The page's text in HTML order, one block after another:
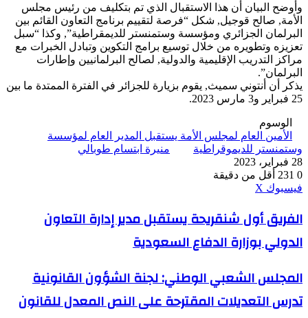
وأوضح البيان أن هذا الاستقبال الذي تم بتكليف من رئيس مجلس
الأمة, صالح قوجيل, شكل “فرصة لتقييم برنامج التعاون القائم بين
البرلمان الجزائري ومؤسسة وستمنستر للديمقراطية”, وكذا “سبل
تعزيزه وتطويره من خلال توسيع برامج التكوين وتبادل الخبرات مع
مراكز التدريب الإقليمية والدولية, لصالح البرلمانيين وإطارات
البرلمان”.
يذكر أن أنتوني سميث, يقوم بزيارة للجزائر في الفترة الممتدة ما بين
25 فبراير و3 مارس 2023.
الوسوم
الأمين العام لمجلس الأمة يستقبل المدير العام لمؤسسة
وستمنستر للديموقراطية
منيرة ابتسام طوبالي
28 فبراير، 2023
0
أقل من دقيقة
فيسبوك ‫X
الفريق
أول
شنقريحة
يستقبل
إدارة
الدولي
الفريق أول شنقريحة يستقبل مدير إدارة التعاون
الدولي بوزارة الدفاع السعودية
المجلس
الشعبي
الوطني:
لجنة
المجلس الشعبي الوطني: لجنة الشؤون القانونية
تدرس التعديلات المقترحة على النص المعدل للقانون